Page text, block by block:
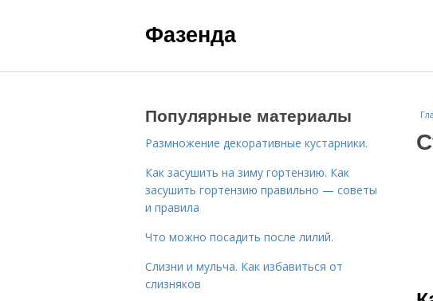
Фазенда
Популярные материалы
Размножение декоративные кустарники.
Как засушить на зиму гортензию. Как
засушить гортензию правильно — советы
и правила
Что можно посадить после лилий.
Слизни и мульча. Как избавиться от
слизняков